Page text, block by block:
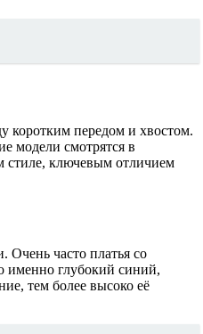
коротким передом и хвостом.
модели смотрятся в
стиле, ключевым отличием
Очень часто платья со
именно глубокий синий,
тем более высоко её